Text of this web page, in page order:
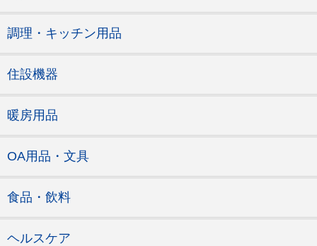
調理・キッチン用品
住設機器
暖房用品
OA用品・文具
食品・飲料
ヘルスケア